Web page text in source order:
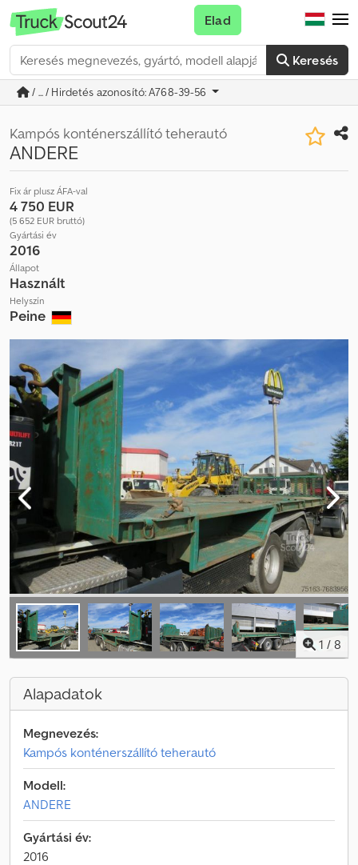
Keresés
Elad
/ ... / Hirdetés azonosító: A768-39-56
Kampós konténerszállító teherautó
ANDERE
Fix ár plusz ÁFA-val
4 750 EUR
(5 652 EUR bruttó)
Gyártási év
2016
Állapot
Használt
Helyszín
Peine
1 / 8
Alapadatok
Megnevezés:
Kampós konténerszállító teherautó
Modell:
ANDERE
Gyártási év:
2016